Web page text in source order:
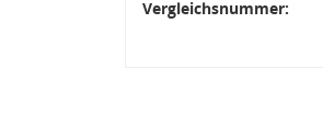
Vergleichsnummer: